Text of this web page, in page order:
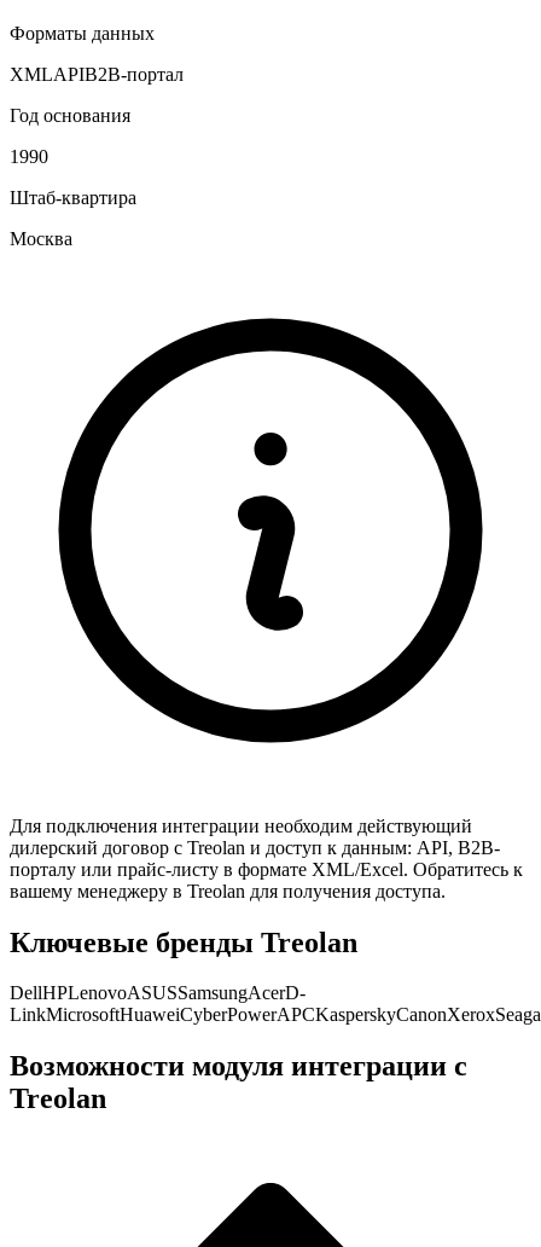
Форматы данных
XMLAPIB2B-портал
Год основания
1990
Штаб-квартира
Москва
Для подключения интеграции необходим действующий
дилерский договор с Treolan и доступ к данным: API, B2B-
порталу или прайс-листу в формате XML/Excel. Обратитесь к
вашему менеджеру в Treolan для получения доступа.
Ключевые бренды Treolan
DellHPLenovoASUSSamsungAcerD-
LinkMicrosoftHuaweiCyberPowerAPCKasperskyCanonXerox
Возможности модуля интеграции с
Treolan